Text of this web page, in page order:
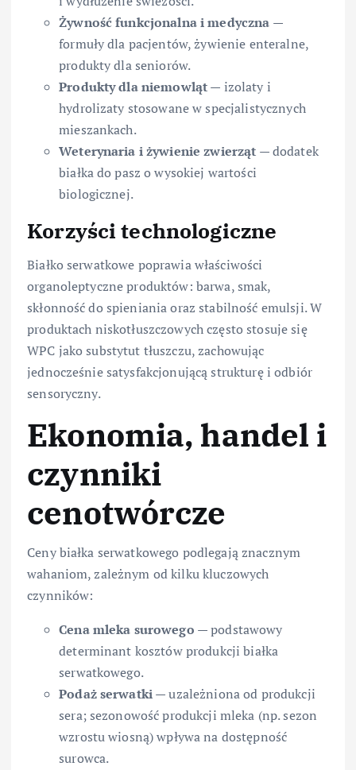
Żywność funkcjonalna i medyczna —
formuły dla pacjentów, żywienie enteralne,
produkty dla seniorów.
Produkty dla niemowląt— izo­laty i
hydrolizaty stosowane w specjalistycznych
mieszankach.
Weterynaria i żywienie zwierząt — dodatek
białka do pasz o wysokiej wartości
biologicznej.
Korzyści technologiczne
Białko serwatkowe poprawia właściwości
organoleptyczne produktów: barwa, smak,
skłonność do spieniania oraz stabilność emulsji. W
produktach niskotłuszczowych często stosuje się
WPC jako substytut tłuszczu, zachowując
jednocześnie satysfakcjonującą strukturę i odbiór
sensoryczny.
Ekonomia, handel i
czynniki
cenotwórcze
Ceny białka serwatkowego podlegają znacznym
wahaniom, zależnym od kilku kluczowych
czynników:
Cena mleka surowego — podstawowy
determinant kosztów produkcji białka
serwatkowego.
Podaż serwatki— uzależniona od produkcji
sera; sezonowość produkcji mleka (np. sezon
wzrostu wiosną) wpływa na dostępność
surowca.